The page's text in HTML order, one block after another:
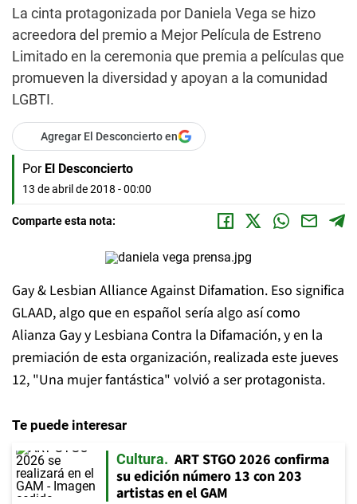
La cinta protagonizada por Daniela Vega se hizo
acreedora del premio a Mejor Película de Estreno
Limitado en la ceremonia que premia a películas que
promueven la diversidad y apoyan a la comunidad
LGBTI.
Agregar El Desconcierto en
Por El Desconcierto
13 de abril de 2018 - 00:00
Comparte esta nota:
Gay & Lesbian Alliance Against Difamation. Eso significa
GLAAD, algo que en español sería algo así como
Alianza Gay y Lesbiana Contra la Difamación, y en la
premiación de esta organización, realizada este jueves
12, "Una mujer fantástica" volvió a ser protagonista.
Te puede interesar
Cultura
ART STGO 2026 confirma
su edición número 13 con 203
artistas en el GAM